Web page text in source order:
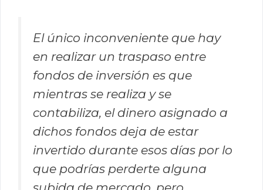
El único inconveniente que hay
en realizar un traspaso entre
fondos de inversión es que
mientras se realiza y se
contabiliza, el dinero asignado a
dichos fondos deja de estar
invertido durante esos días por lo
que podrías perderte alguna